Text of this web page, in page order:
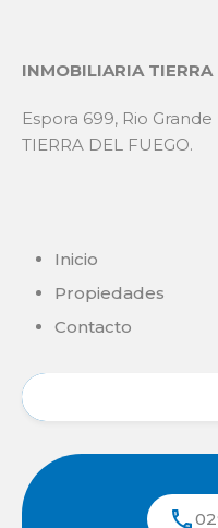
INMOBILIARIA TIERRA
Espora 699, Rio Grande
TIERRA DEL FUEGO.
Inicio
Propiedades
Contacto